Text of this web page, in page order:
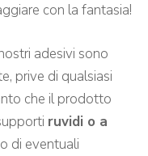
con la fantasia!
adesivi sono
prive di qualsiasi
che il prodotto
ruvidi o a
di eventuali